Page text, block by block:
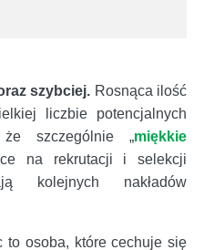
szybciej. Rosnąca ilość
liczbie potencjalnych
że szczególnie „miękkie
na rekrutacji i selekcji
kolejnych nakładów
to osoba, które cechuje się